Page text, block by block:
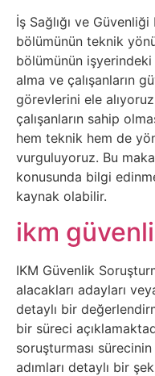
Güvenlik
Haber
Hayvanlar
Hobi
Hosting
Hukuk
İnstagram
İnternet
İş Sağlığı ve
bölümünün teknik
bölümünün
alma ve çalışanların
görevlerini ele
çalışanların sahip
hem teknik hem de
vurguluyoruz. Bu
konusunda bilgi
kaynak olabilir.
ikm
IKM Güvenlik
alacakları adayları
detaylı bir
bir süreci
soruşturması
adımları detaylı bir